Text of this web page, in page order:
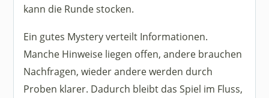
kann die Runde stocken.
Ein gutes Mystery verteilt Informationen.
Manche Hinweise liegen offen, andere brauchen
Nachfragen, wieder andere werden durch
Proben klarer. Dadurch bleibt das Spiel im Fluss,